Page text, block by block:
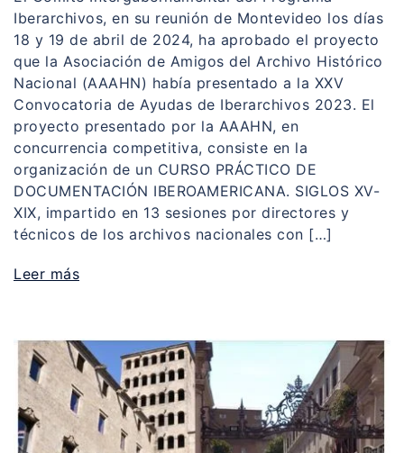
Iberarchivos, en su reunión de Montevideo los días
18 y 19 de abril de 2024, ha aprobado el proyecto
que la Asociación de Amigos del Archivo Histórico
Nacional (AAAHN) había presentado a la XXV
Convocatoria de Ayudas de Iberarchivos 2023. El
proyecto presentado por la AAAHN, en
concurrencia competitiva, consiste en la
organización de un CURSO PRÁCTICO DE
DOCUMENTACIÓN IBEROAMERICANA. SIGLOS XV-
XIX, impartido en 13 sesiones por directores y
técnicos de los archivos nacionales con […]
Leer más